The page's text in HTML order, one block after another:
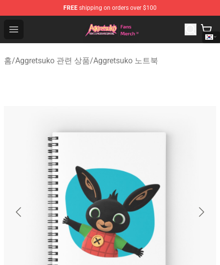
FREE shipping on orders over $100
Open menu
Aggretsuko Store - Official Aggretsuko Merchandise
홈/Aggretsuko 관련 상품/Aggretsuko 노트북